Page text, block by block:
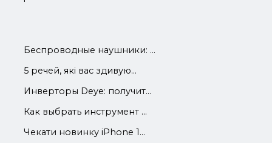
Беспроводные наушники: ...
5 речей, які вас здивую...
Инверторы Deye: получит...
Как выбрать инструмент ...
Чекати новинку iPhone 1...